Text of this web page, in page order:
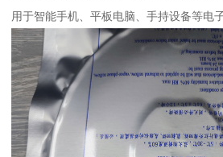
用于智能手机、平板电脑、手持设备等电